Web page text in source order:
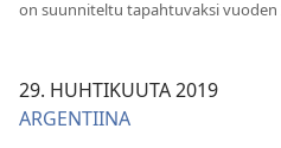
on suunniteltu tapahtuvaksi vuoden
29. HUHTIKUUTA 2019
ARGENTIINA